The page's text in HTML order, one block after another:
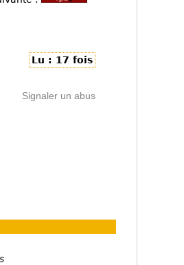
Lu : 17 fois
Signaler un abus